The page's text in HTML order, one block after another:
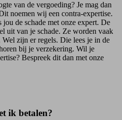
van de vergoeding? Je mag dan
noemen wij een contra-expertise.
de schade met onze expert. De
uit van je schade. Ze worden vaak
zijn er regels. Die lees je in de
bij je verzekering. Wil je
Bespreek dit dan met onze
ik betalen?